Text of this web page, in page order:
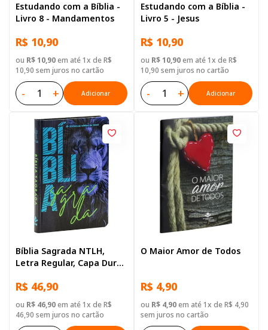
Estudando com a Bíblia -
Livro 8 - Mandamentos
R$ 10,90
ou R$ 10,90em até 1x de R$
10,90 sem juros no cartão
- + Adicionar
Estudando com a Bíblia -
Livro 5 - Jesus
R$ 10,90
ou R$ 10,90em até 1x de R$
10,90 sem juros no cartão
- + Adicionar
Bíblia Sagrada NTLH,
Letra Regular, Capa Dura
R$ 46,90
ou R$ 46,90em até 1x de R$
46,90 sem juros no cartão
O Maior Amor de Todos
R$ 4,90
ou R$ 4,90em até 1x de R$ 4,90
sem juros no cartão